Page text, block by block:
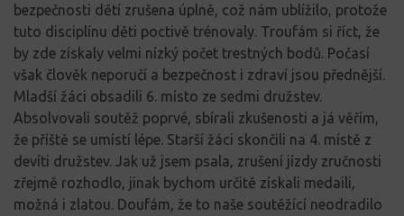
bezpečnosti dětí zrušena úplně, což nám ublížilo, protože
tuto disciplínu děti poctivě trénovaly. Troufám si říct, že
by zde získaly velmi nízký počet trestných bodů. Počasí
však člověk neporučí a bezpečnost i zdraví jsou přednější.
Mladší žáci obsadili 6. místo ze sedmi družstev.
Absolvovali soutěž poprvé, sbírali zkušenosti a já věřím,
že příště se umístí lépe. Starší žáci skončili na 4. místě z
devíti družstev. Jak už jsem psala, zrušení jízdy zručnosti
zřejmě rozhodlo, jinak bychom určitě získali medaili,
možná i zlatou. Doufám, že to naše soutěžící neodradilo